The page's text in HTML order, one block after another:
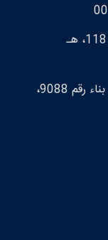
باكو، شارع كاظم كاظمزاده، رقم 118، هـ
أونتاريو، ريتشموند هيل، شارع يونغ، بناء رقم 9088،